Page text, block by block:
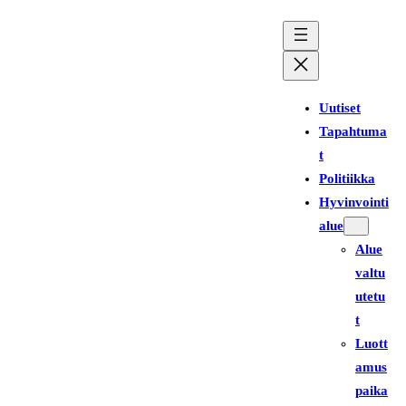
Uutiset
Tapahtuma
t
Politiikka
Hyvinvointi
alue
Alue
valtu
utetu
t
Luott
amus
paika